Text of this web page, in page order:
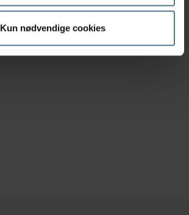
Kun nødvendige cookies